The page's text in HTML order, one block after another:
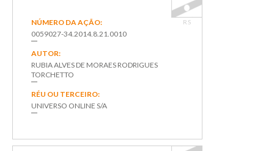
RS
NÚMERO DA AÇÃO:
0059027-34.2014.8.21.0010
AUTOR:
RUBIA ALVES DE MORAES RODRIGUES
TORCHETTO
RÉU OU TERCEIRO:
UNIVERSO ONLINE S/A